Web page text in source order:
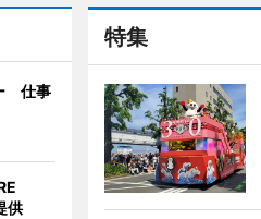
特集
仕事
供